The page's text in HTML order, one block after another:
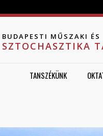
BUDAPESTI MŰSZAKI
SZTOCHASZTIKA
TANSZÉKÜNK